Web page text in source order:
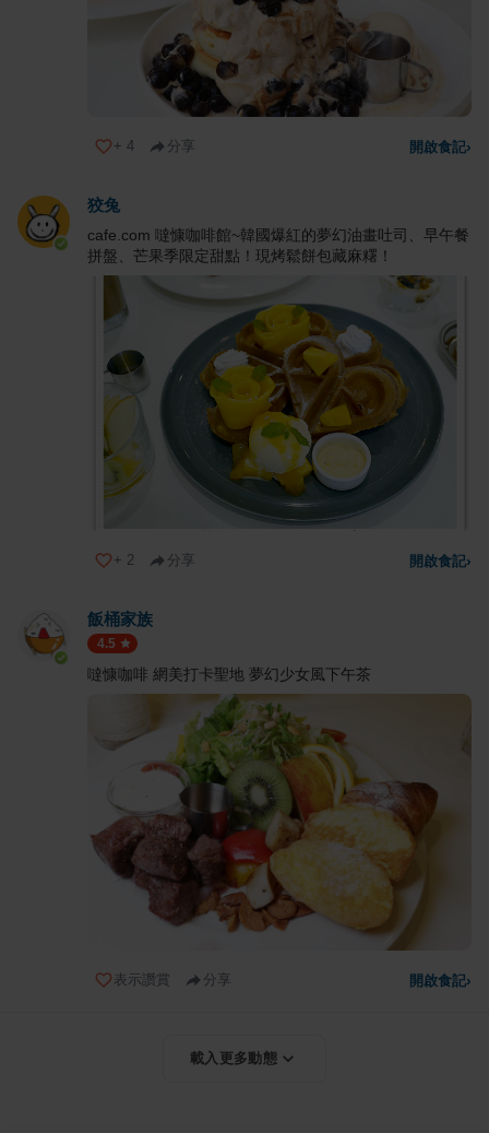
+ 4 分享 開啟食記›
狡兔
cafe.com 噠慷咖啡館~韓國爆紅的夢幻油畫吐司、早午餐
拼盤、芒果季限定甜點！現烤鬆餅包藏麻糬！
+ 2 分享 開啟食記›
飯桶家族
4.5
噠慷咖啡 網美打卡聖地 夢幻少女風下午茶
表示讚賞 分享 開啟食記›
載入更多動態